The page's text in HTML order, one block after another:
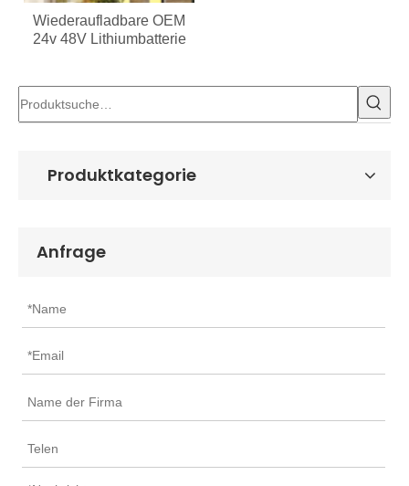
Wiederaufladbare OEM
24v 48V Lithiumbatterie
Produktkategorie
Anfrage